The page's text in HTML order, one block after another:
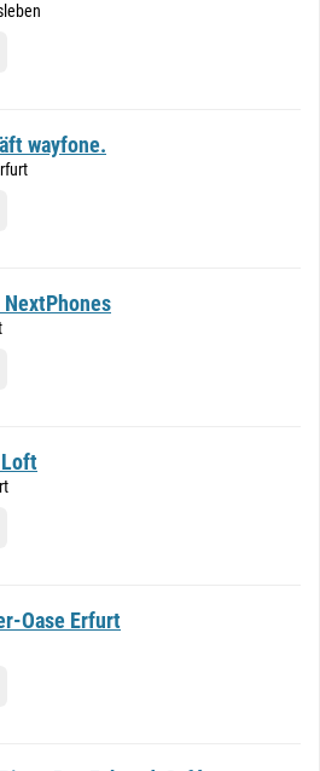
wayfone.
Loft
Oase Erfurt